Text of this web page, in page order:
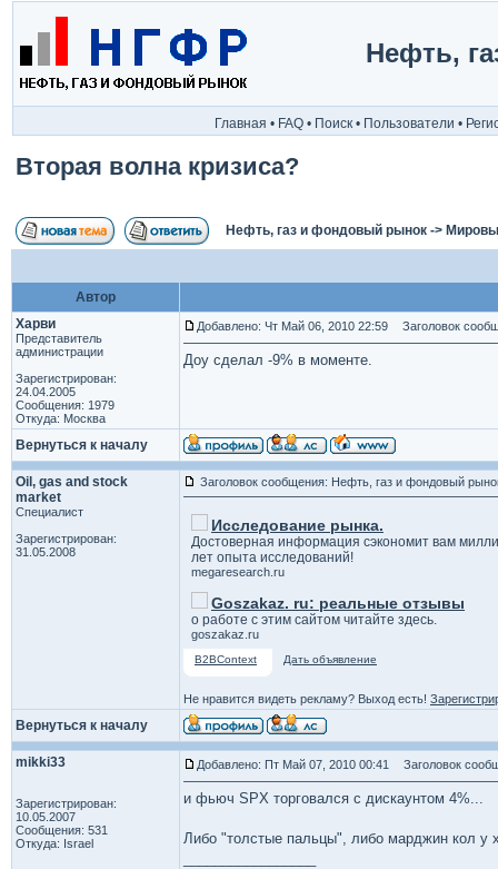
Нефть,
Главная • FAQ • Поиск • Пользователи •
Вторая волна кризиса?
Нефть, газ и фондовый рынок ->
Автор
Харви
Представитель
администрации
Зарегистрирован:
24.04.2005
Сообщения: 1979
Откуда: Москва
Добавлено: Чт Май 06, 2010 22:59 Заголовок
Доу сделал -9% в моменте.
Вернуться к началу
Oil, gas and stock
market
Специалист
Зарегистрирован:
31.05.2008
Заголовок сообщения: Нефть, газ и фондовый
Исследование рынка.
Достоверная информация сэкономит вам
лет опыта исследований!
megaresearch.ru
Goszakaz. ru: реальные отзывы
о работе с этим сайтом читайте здесь.
goszakaz.ru
B2BContext Дать объявление
Не нравится видеть рекламу? Выход есть!
Вернуться к началу
mikki33
Зарегистрирован:
10.05.2007
Сообщения: 531
Откуда: Israel
Добавлено: Пт Май 07, 2010 00:41 Заголовок
и фьюч SPX торговался с дискаунтом 4%...
Либо "толстые пальцы", либо марджин кол у